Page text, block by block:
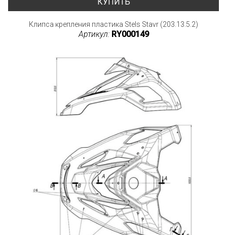
Клипса крепления пластика Stels Stavr (203.13.5.2)
Артикул: RY000149